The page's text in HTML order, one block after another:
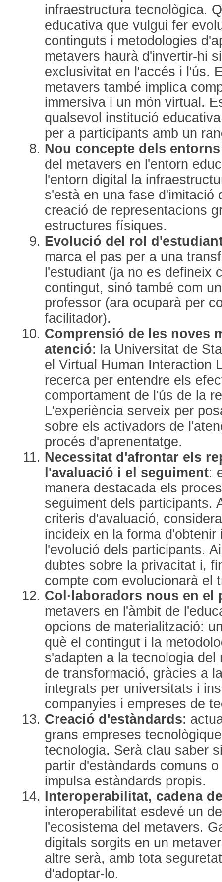
infraestructura tecnològica.
educativa que vulgui fer
continguts i metodologies
metavers haurà d'invertir-hi
exclusivitat en l'accés i l'ús.
metavers també implica
immersiva i un món virtual.
qualsevol institució
per a participants amb un
Nou concepte dels
del metavers en l'entorn
l'entorn digital la
s'està en una fase d'imitació
creació de representacions
estructures físiques.
Evolució del rol
marca el pas per a una
l'estudiant (ja no es defineix
contingut, sinó també com
professor (ara ocuparà per
facilitador).
Comprensió de les noves
atenció: la Universitat de
el Virtual Human Interaction
recerca per entendre els
comportament de l'ús de la
L'experiència serveix per
sobre els activadors de
procés d'aprenentatge.
Necessitat d'afrontar els
l'avaluació i el seguiment:
manera destacada els
seguiment dels participants.
criteris d'avaluació,
incideix en la forma
l'evolució dels participants.
dubtes sobre la privacitat i,
compte com evolucionarà el
Col·laboradors nous en el
metavers en l'àmbit de
opcions de materialització:
què el contingut i la
s'adapten a la tecnologia
de transformació, gràcies a
integrats per universitats i
companyies i empreses de
Creació d'estàndards:
grans empreses
tecnologia. Serà clau saber
partir d'estàndards comuns
impulsa estàndards propis.
Interoperabilitat, cadena
interoperabilitat esdevé un
l'ecosistema del metavers.
digitals sorgits en un
altre serà, amb tota
d'adoptar-lo.